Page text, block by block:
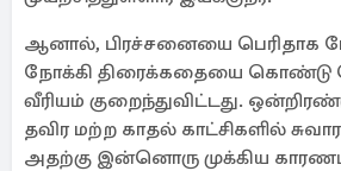
ஆனால், பிரச்சனையை பெரிதாக
நோக்கி திரைக்கதையை
வீரியம் குறைந்துவிட்டது.
தவிர மற்ற காதல் காட்சிகளில்
அதற்கு இன்னொரு முக்கிய